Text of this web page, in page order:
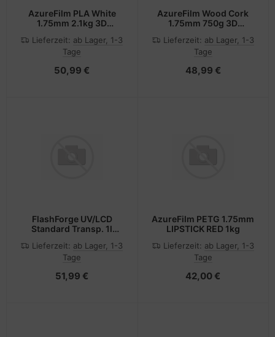
AzureFilm PLA White
1.75mm 2.1kg 3D
Lieferzeit: ab Lager, 1-3
Tage
50,99 €
AzureFilm Wood Cork
1.75mm 750g 3D
Lieferzeit: ab Lager, 1-3
Tage
48,99 €
FlashForge UV/LCD
Standard Transp. 1l
405nm
Lieferzeit: ab Lager, 1-3
Tage
51,99 €
AzureFilm PETG 1.75mm
LIPSTICK RED 1kg
Lieferzeit: ab Lager, 1-3
Tage
42,00 €